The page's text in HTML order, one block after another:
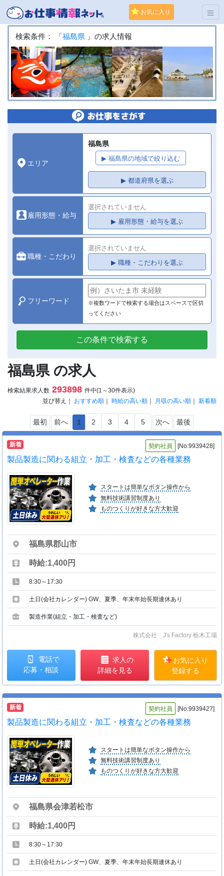
お気に入り
検索条件： 「 福島県 」の求人情報
エリア
福島県
▶ 福島県の地域で絞り込む
▶ 都道府県を選ぶ
雇用形態・給与
選択されていません
▶ 雇用形態・給与を選ぶ
職種・こだわり
選択されていません
▶ 職種・こだわりを選ぶ
フリーワード
※複数ワードで検索する場合はスペースで区切
ってください
この条件で検索する
福島県 の求人
検索結果求人数 293898 件中(1～30件表示)
並び替え｜ おすすめ順 ｜ 時給の高い順 ｜ 月収の高い順 ｜ 新着順
最初 前へ 1 2 3 4 5 次へ 最後
新着 契約社員 [No:9939428]
製品製造に関わる組立・加工・検査などの各種業務
スタートは簡単なボタン操作から
無料技術講習制度あり
ものつくりが好きな方大歓迎
福島県郡山市
時給:1,400円
8:30～17:30
土日(会社カレンダー) GW、夏季、年末年始長期連休あり
製造作業(組立・加工・検査など)
株式会社 J's Factory 栃木工場
電話で
応募・相談
求人の
詳細を見る
お気に入り
登録する
新着 契約社員 [No:9939427]
製品製造に関わる組立・加工・検査などの各種業務
スタートは簡単なボタン操作から
無料技術講習制度あり
ものつくりが好きな方大歓迎
福島県会津若松市
時給:1,400円
8:30～17:30
土日(会社カレンダー) GW、夏季、年末年始長期連休あり